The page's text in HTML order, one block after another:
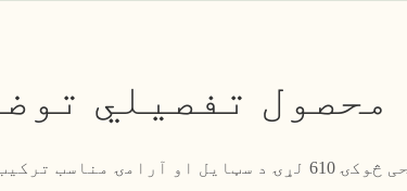
محصول تفصيلي
د ساده فضا عصري فیشن تفریحی څوکۍ 610 لړۍ د سټایل